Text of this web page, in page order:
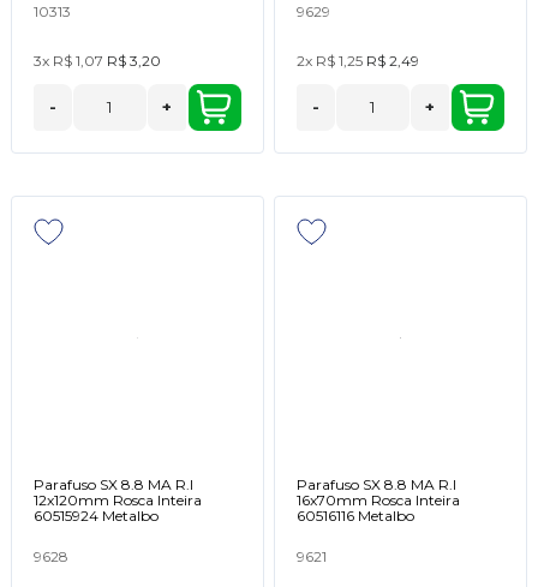
10313
3x R$ 1,07 R$ 3,20
- +
9629
2x R$ 1,25 R$ 2,49
- +
Parafuso SX 8.8 MA R.I
12x120mm Rosca Inteira
60515924 Metalbo
9628
Parafuso SX 8.8 MA R.I
16x70mm Rosca Inteira
60516116 Metalbo
9621